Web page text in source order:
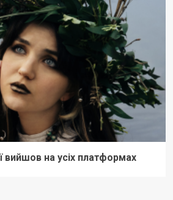
вийшов на усіх платформах